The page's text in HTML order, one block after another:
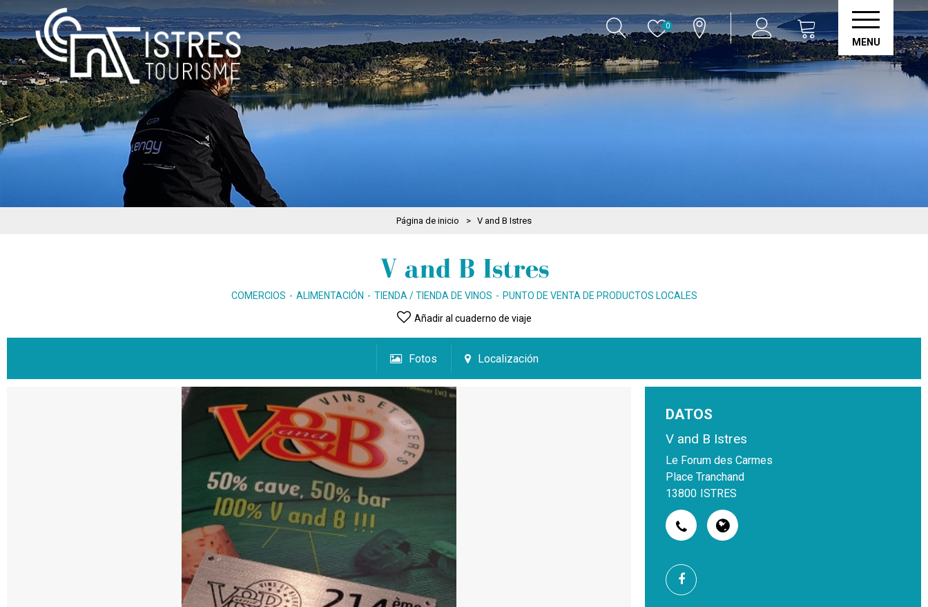
0
MENU
Página de inicio > V and B Istres
V and B Istres
COMERCIOS ALIMENTACIÓN TIENDA / TIENDA DE VINOS PUNTO DE VENTA DE PRODUCTOS LOCALES
Añadir al cuaderno de viaje
Fotos Localización
DATOS
V and B Istres
Le Forum des Carmes
Place Tranchand
13800 ISTRES